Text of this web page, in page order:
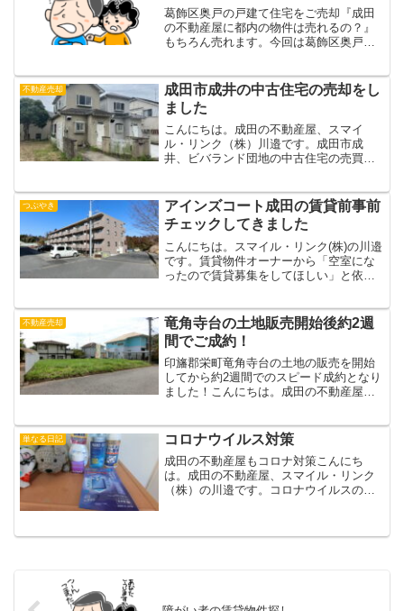
葛飾区奥戸の戸建て住宅をご売却『成田
の不動産屋に都内の物件は売れるの？』
もちろん売れます。今回は葛飾区奥戸の
リンク（株）の川邉です。香取市にお住
まいのお客様のご親族が所...
不動産売却
成田市成井の中古住宅の売却をし
ました
こんにちは。成田の不動産屋、スマイ
ル・リンク（株）川邉です。成田市成
井、ビバランド団地の中古住宅の売買を
方でしたのでどこの不動産屋に売却相談
をしたものだろうか、、と考え...
つぶやき
アインズコート成田の賃貸前事前
チェックしてきました
こんにちは。スマイル・リンク(株)の川邉
です。賃貸物件オーナーから「空室にな
ったので賃貸募集をしてほしい」と依頼
のサポート】この物件のオーナーは他に
も賃貸物件を所有して...
不動産売却
竜角寺台の土地販売開始後約2週
間でご成約！
印旛郡栄町竜角寺台の土地の販売を開始
してから約2週間でのスピード成約となり
ました！こんにちは。成田の不動産屋、
方から竜角寺台1丁目の土地の売却依頼を
受けて販売開始しまし...
単なる日記 コロナウイルス対策
成田の不動産屋もコロナ対策こんにち
は。成田の不動産屋、スマイル・リンク
（株）の川邉です。コロナウイルスの感
観光客の姿もほとんど消え去ってしまい